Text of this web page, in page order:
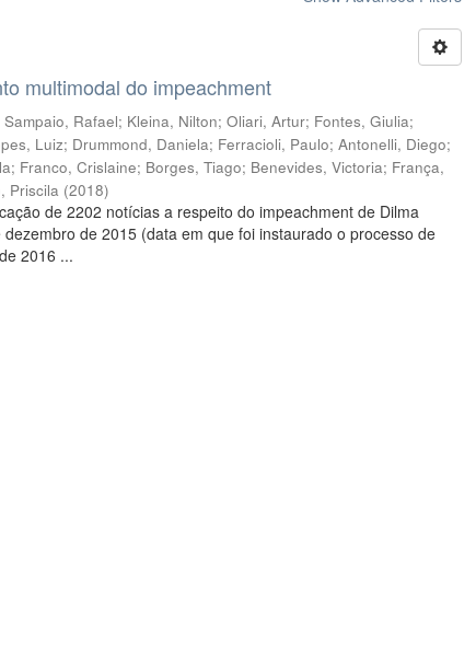
multimodal do impeachment
Sampaio, Rafael; Kleina, Nilton;Oliari, Artur; Fontes, Giulia;
Luiz; Drummond, Daniela; Ferracioli, Paulo;Antonelli, Diego;
; Franco, Crislaine; Borges, Tiago; Benevides, Victoria; França,
Priscila (2018)
de 2202 notícias a respeito do impeachment de Dilma
de 2015 (data em que foi instaurado o processo de
2016 ...